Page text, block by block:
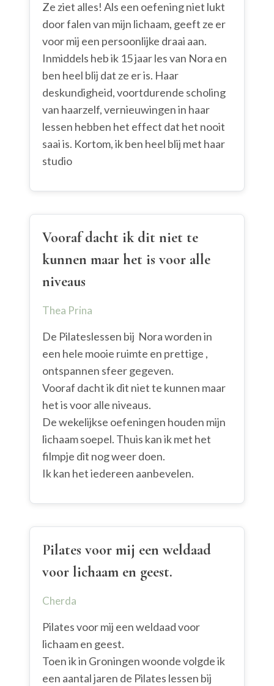
Ze ziet alles! Als een oefening niet lukt
door falen van mijn lichaam, geeft ze er
voor mij een persoonlijke draai aan.
Inmiddels heb ik 15 jaar les van Nora en
ben heel blij dat ze er is. Haar
deskundigheid, voortdurende scholing
van haarzelf, vernieuwingen in haar
lessen hebben het effect dat het nooit
saai is. Kortom, ik ben heel blij met haar
studio
Vooraf dacht ik dit niet te
kunnen maar het is voor alle
niveaus
Thea Prina
De Pilateslessen bij Nora worden in
een hele mooie ruimte en prettige ,
ontspannen sfeer gegeven.
Vooraf dacht ik dit niet te kunnen maar
het is voor alle niveaus.
De wekelijkse oefeningen houden mijn
lichaam soepel. Thuis kan ik met het
filmpje dit nog weer doen.
Ik kan het iedereen aanbevelen.
Pilates voor mij een weldaad
voor lichaam en geest.
Cherda
Pilates voor mij een weldaad voor
lichaam en geest.
Toen ik in Groningen woonde volgde ik
een aantal jaren de Pilates lessen bij